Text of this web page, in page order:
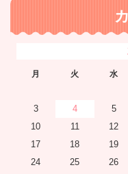
月 火 水
3
4 5
10
11 12
17
18 19
24
25 26